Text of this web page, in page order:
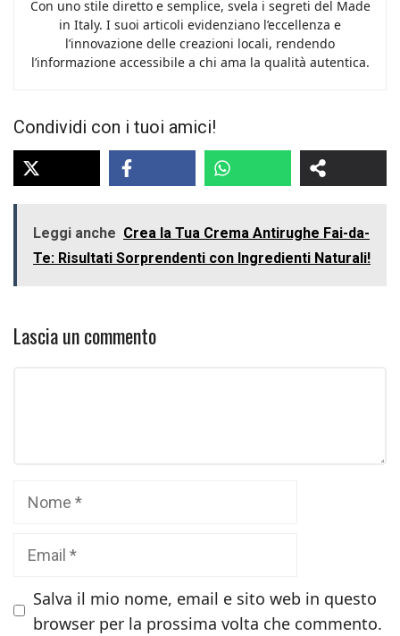
Con uno stile diretto e semplice, svela i segreti del Made
in Italy. I suoi articoli evidenziano l’eccellenza e
l’innovazione delle creazioni locali, rendendo
l’informazione accessibile a chi ama la qualità autentica.
Condividi con i tuoi amici!
Leggi anche Crea la Tua Crema Antirughe Fai-da-
Te: Risultati Sorprendenti con Ingredienti Naturali!
Lascia un commento
Salva il mio nome, email e sito web in questo
browser per la prossima volta che commento.